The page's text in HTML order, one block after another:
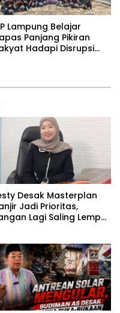
Lampung Belajar
Panjang Pikiran
Hadapi Disrupsi
Desak Masterplan
Jadi Prioritas,
Lagi Saling Lempar